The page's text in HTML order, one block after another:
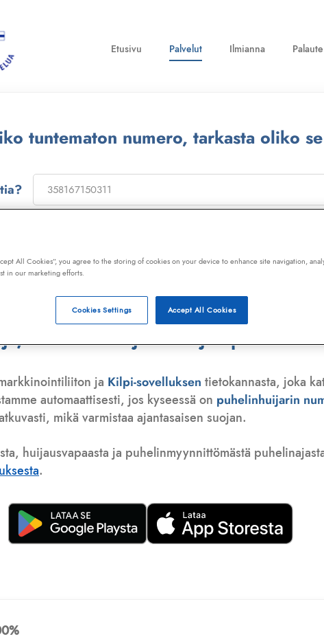
Etusivu Palvelut Ilmianna Palaute
tuntematon numero, tarkasta oliko
, niin saat laajan telemarkkinointikiellon ja Kilpi-
huijaussoitot, huijausviestit ja roskapostit.
telemarkkinoija tai huijauspuhelu
ja Kilpi-sovelluksen tietokannasta, joka
automaattisesti, jos kyseessä on puhelinhuijarin
mikä varmistaa ajantasaisen suojan.
huijausvapaasta ja puhelinmyynnittömästä
.
All Cookies”, you agree to the storing of cookies on your device to enhance site navigation,
in our marketing efforts.
Accept All Cookies
Cookies Settings